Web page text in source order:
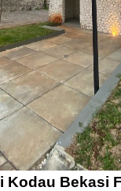
Kodau Bekasi